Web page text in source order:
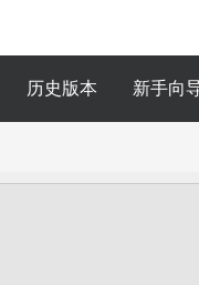
历史版本 新手向